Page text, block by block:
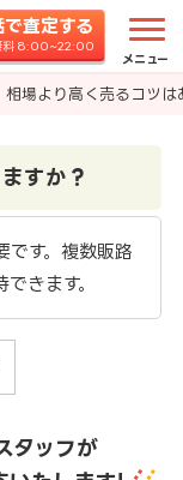
で査定する
料 8:00~22:00
メニュー
相場より高く売るコツは
すか？
です。複数販路
きます。
タッフが